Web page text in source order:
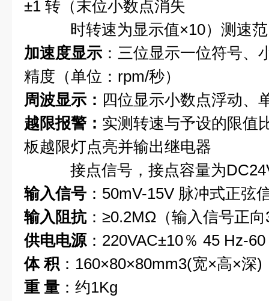
±1 转（末位小数点消失
时转速为显示值×10）测速范
加速度显示 ：三位显示一位符号、
精度（单位：rpm/秒）
周波显示： 四位显示小数点浮动、
越限报警： 实测转速与予设的限值
板越限灯点亮并输出继电器
接点信号，接点容量为DC24V
输入信号 ：50mV-15V 脉冲式正弦
输入阻抗：≥0.2MΩ（输入信号正
供电电源：220VAC±10％ 45 Hz-
体 积 ：160×80×80mm3(宽×高×深)
重 量 ：约1Kg